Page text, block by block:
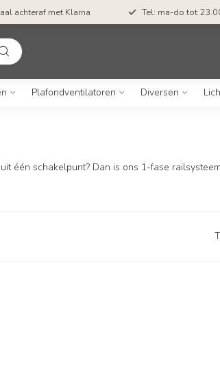
achteraf met Klarna Tel: ma-do tot
Plafondventilatoren Diversen
één schakelpunt? Dan is ons 1-fase